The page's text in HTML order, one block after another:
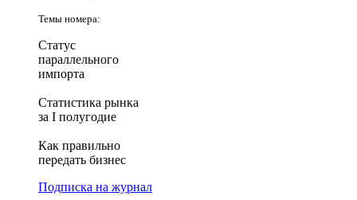
Темы номера:
Статус
параллельного
импорта
Статистика рынка
за I полугодие
Как правильно
передать бизнес
Подписка на журнал